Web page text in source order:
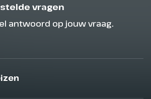
vragen
antwoord op jouw vraag.